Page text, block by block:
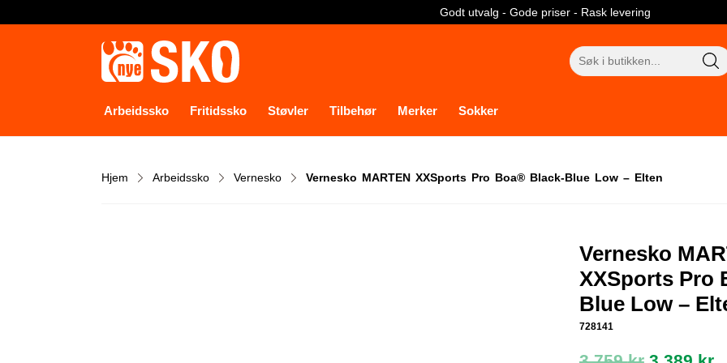
Godt utvalg - Gode priser - Rask levering
Søk
etter:
Arbeidssko Fritidssko Støvler Tilbehør Merker Sokker
Hjem Arbeidssko Vernesko Vernesko MARTEN XXSports Pro Boa® Black-Blue Low – Elten
Vernesko
XXSports Pro
Blue Low –
728141